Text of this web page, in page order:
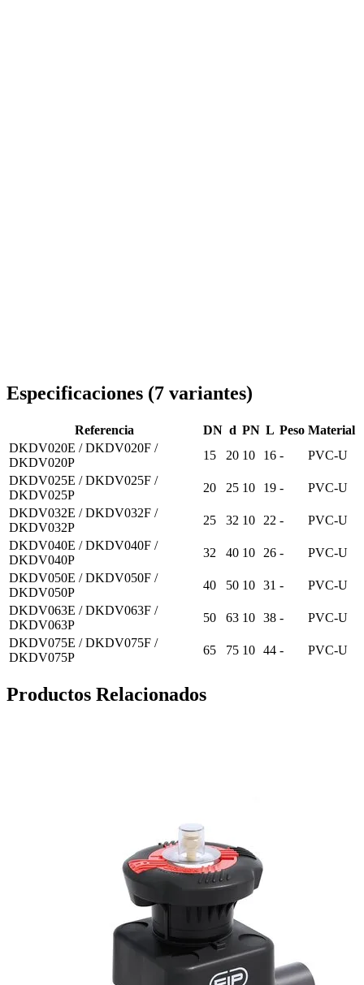
Especificaciones (7 variantes)
Referencia DN d PN L Peso Material
DKDV020E / DKDV020F /
DKDV020P
15 20 10 16 -
PVC-U
DKDV025E / DKDV025F /
DKDV025P
20 25 10 19 -
PVC-U
DKDV032E / DKDV032F /
DKDV032P
25 32 10 22 -
PVC-U
DKDV040E / DKDV040F /
DKDV040P
32 40 10 26 -
PVC-U
DKDV050E / DKDV050F /
DKDV050P
40 50 10 31 -
PVC-U
DKDV063E / DKDV063F /
DKDV063P
50 63 10 38 -
PVC-U
DKDV075E / DKDV075F /
DKDV075P
65 75 10 44 - PVC-U
Productos Relacionados